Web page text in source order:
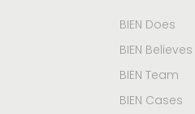
BIEN Does
BIEN Believes
BIEN Team
BIEN Cases